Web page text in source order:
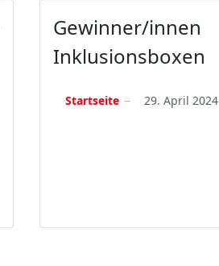
Gewinner/innen
Inklusionsboxen
Startseite 29. April 2024